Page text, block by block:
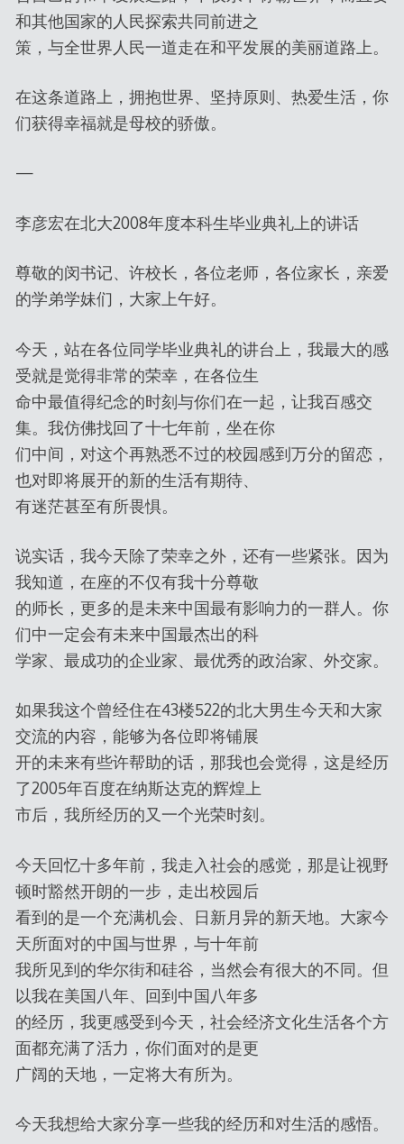
和其他国家的人民探索共同前进之
策，与全世界人民一道走在和平发展的美丽道路上。
在这条道路上，拥抱世界、坚持原则、热爱生活，你
们获得幸福就是母校的骄傲。
—
李彦宏在北大2008年度本科生毕业典礼上的讲话
尊敬的闵书记、许校长，各位老师，各位家长，亲爱
的学弟学妹们，大家上午好。
今天，站在各位同学毕业典礼的讲台上，我最大的感
受就是觉得非常的荣幸，在各位生
命中最值得纪念的时刻与你们在一起，让我百感交
集。我仿佛找回了十七年前，坐在你
们中间，对这个再熟悉不过的校园感到万分的留恋，
也对即将展开的新的生活有期待、
有迷茫甚至有所畏惧。
说实话，我今天除了荣幸之外，还有一些紧张。因为
我知道，在座的不仅有我十分尊敬
的师长，更多的是未来中国最有影响力的一群人。你
们中一定会有未来中国最杰出的科
学家、最成功的企业家、最优秀的政治家、外交家。
如果我这个曾经住在43楼522的北大男生今天和大家
交流的内容，能够为各位即将铺展
开的未来有些许帮助的话，那我也会觉得，这是经历
了2005年百度在纳斯达克的辉煌上
市后，我所经历的又一个光荣时刻。
今天回忆十多年前，我走入社会的感觉，那是让视野
顿时豁然开朗的一步，走出校园后
看到的是一个充满机会、日新月异的新天地。大家今
天所面对的中国与世界，与十年前
我所见到的华尔街和硅谷，当然会有很大的不同。但
以我在美国八年、回到中国八年多
的经历，我更感受到今天，社会经济文化生活各个方
面都充满了活力，你们面对的是更
广阔的天地，一定将大有所为。
今天我想给大家分享一些我的经历和对生活的感悟。